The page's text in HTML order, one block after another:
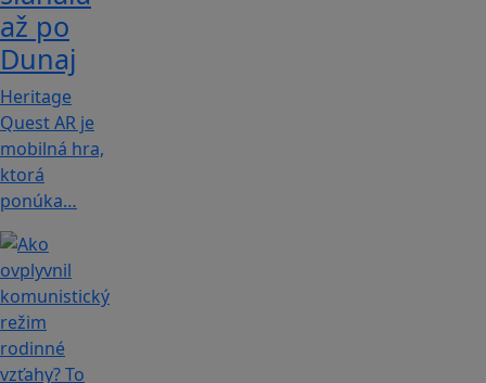
až po
Dunaj
Heritage
Quest AR je
mobilná hra,
ktorá
ponúka…